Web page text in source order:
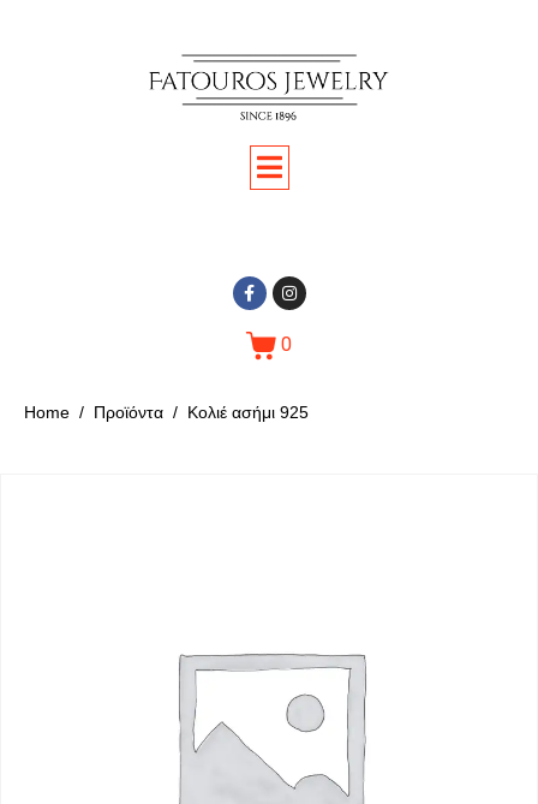
0
Home Προϊόντα Κολιέ ασήμι 925